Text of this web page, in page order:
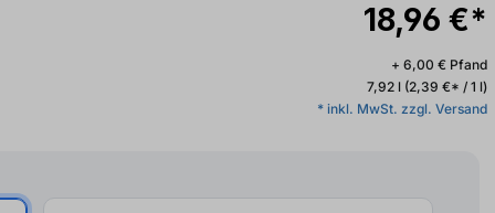
18,96 €*
+ 6,00 € Pfand
7,92 l (2,39 €* / 1 l)
* inkl. MwSt. zzgl. Versand